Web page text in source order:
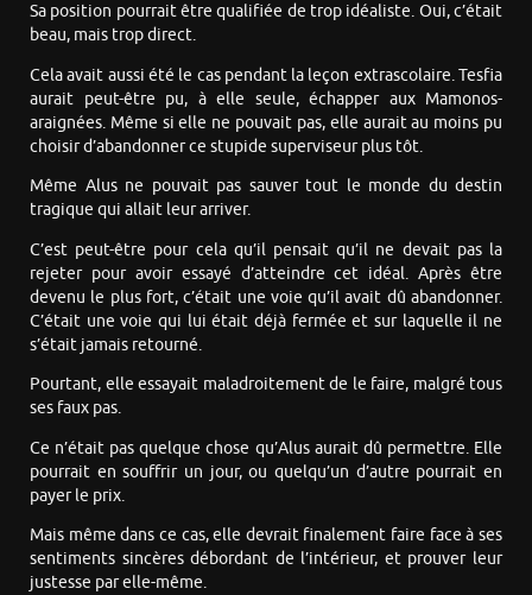
Sa position pourrait être qualifiée de trop idéaliste. Oui, c’était
beau, mais trop direct.
Cela avait aussi été le cas pendant la leçon extrascolaire. Tesfia
aurait peut-être pu, à elle seule, échapper aux Mamonos-
araignées. Même si elle ne pouvait pas, elle aurait au moins pu
choisir d’abandonner ce stupide superviseur plus tôt.
Même Alus ne pouvait pas sauver tout le monde du destin
tragique qui allait leur arriver.
C’est peut-être pour cela qu’il pensait qu’il ne devait pas la
rejeter pour avoir essayé d’atteindre cet idéal. Après être
devenu le plus fort, c’était une voie qu’il avait dû abandonner.
C’était une voie qui lui était déjà fermée et sur laquelle il ne
s’était jamais retourné.
Pourtant, elle essayait maladroitement de le faire, malgré tous
ses faux pas.
Ce n’était pas quelque chose qu’Alus aurait dû permettre. Elle
pourrait en souffrir un jour, ou quelqu’un d’autre pourrait en
payer le prix.
Mais même dans ce cas, elle devrait finalement faire face à ses
sentiments sincères débordant de l’intérieur, et prouver leur
justesse par elle-même.